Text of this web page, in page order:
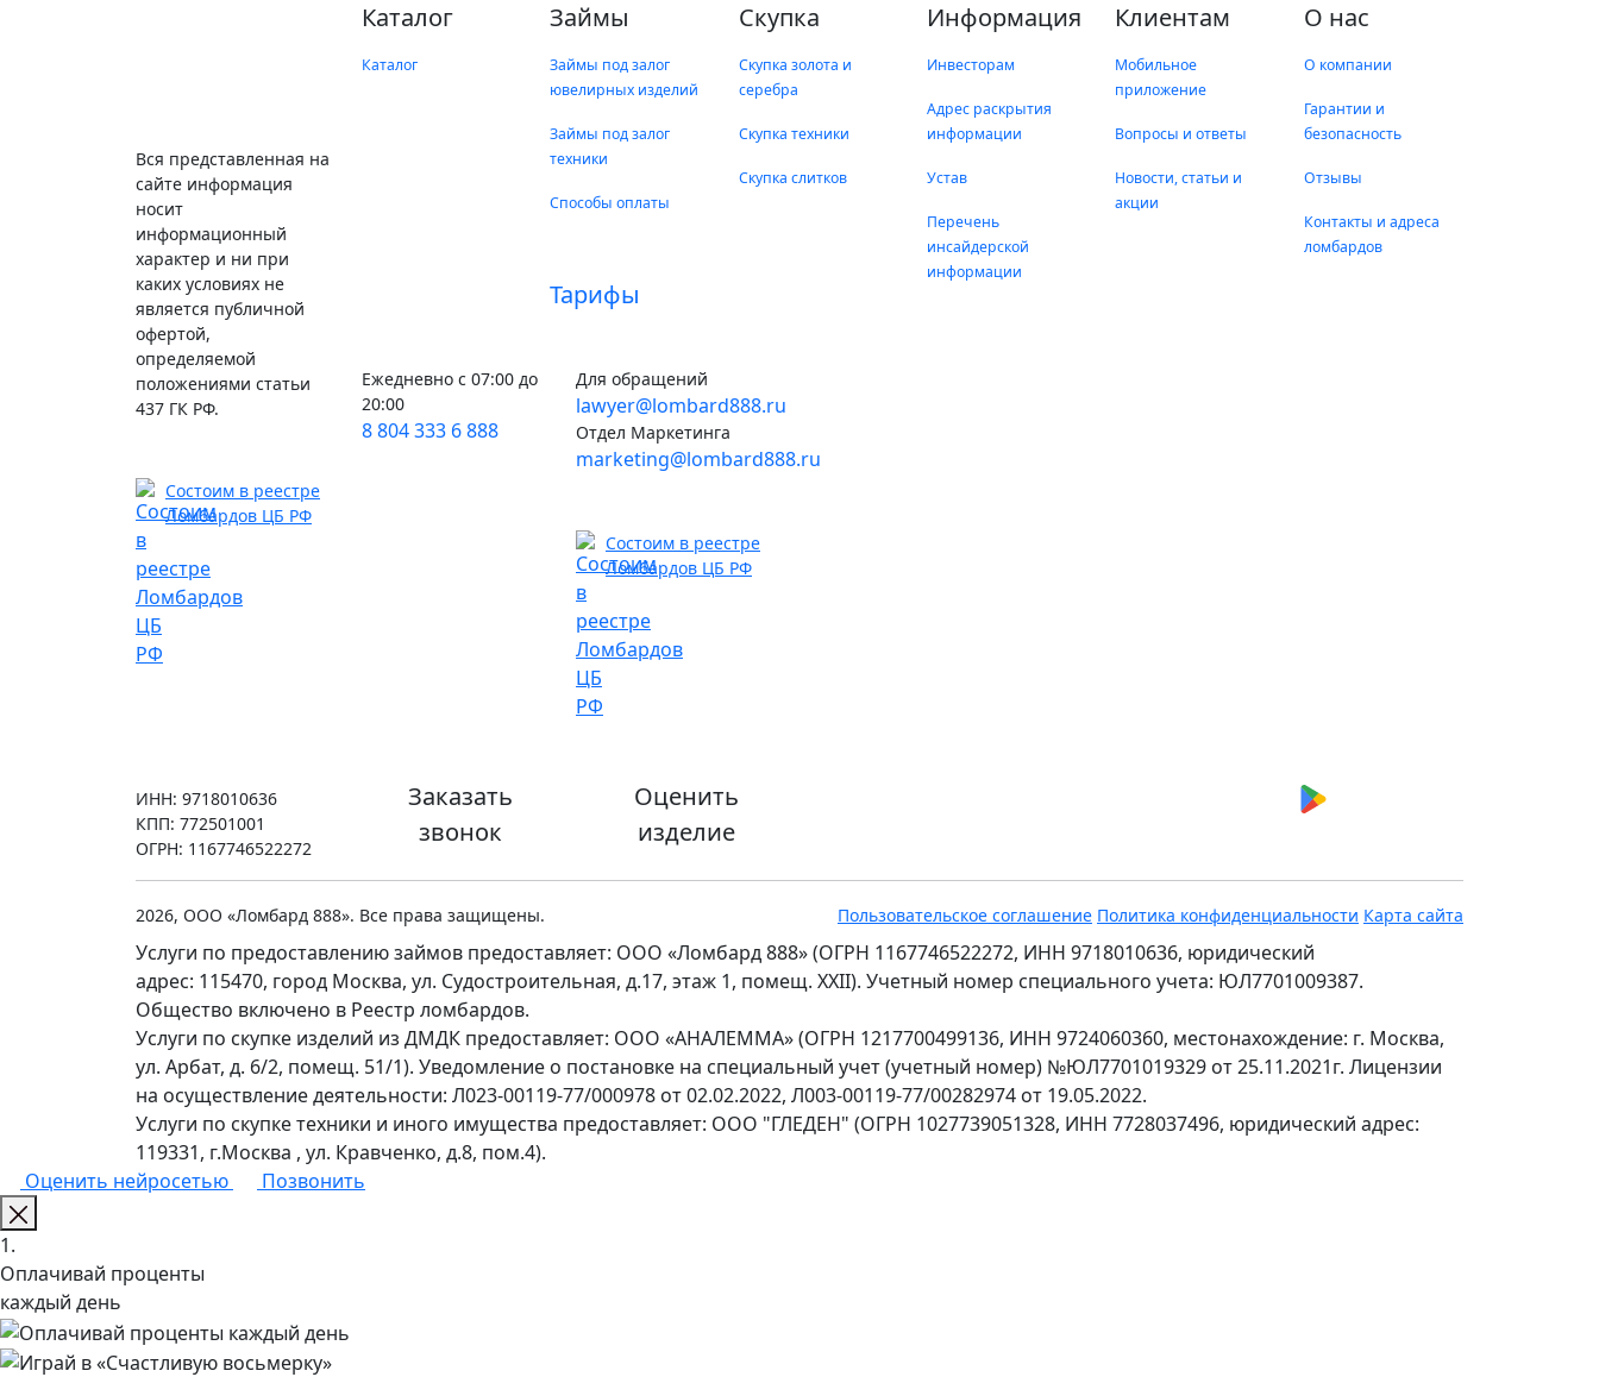
Вся представленная на
сайте информация
носит
информационный
характер и ни при
каких условиях не
является публичной
офертой,
определяемой
положениями статьи
437 ГК РФ.
Состоим в реестре
Ломбардов ЦБ РФ
ИНН: 9718010636
КПП: 772501001
ОГРН: 1167746522272
Каталог
Каталог
Займы
Займы под залог
ювелирных изделий
Займы под залог
техники
Способы оплаты
Тарифы
Скупка
Скупка золота и
серебра
Скупка техники
Скупка слитков
Информация
Инвесторам
Адрес раскрытия
информации
Устав
Перечень
инсайдерской
информации
Клиентам
Мобильное
приложение
Вопросы и ответы
Новости, статьи и
акции
О нас
О компании
Гарантии и
безопасность
Отзывы
Контакты и адреса
ломбардов
Ежедневно с 07:00 до
20:00
8 804 333 6 888
Для обращений
lawyer@lombard888.ru
Отдел Маркетинга
marketing@lombard888.ru
Состоим в реестре
Ломбардов ЦБ РФ
Заказать
звонок
Оценить
изделие
2026, ООО «Ломбард 888». Все права защищены. Пользовательское соглашение Политика конфиденциальности Карта сайта
Услуги по предоставлению займов предоставляет: ООО «Ломбард 888» (ОГРН 1167746522272, ИНН 9718010636, юридический
адрес: 115470, город Москва, ул. Судостроительная, д.17, этаж 1, помещ. XXII). Учетный номер специального учета: ЮЛ7701009387.
Общество включено в Реестр ломбардов.
Услуги по скупке изделий из ДМДК предоставляет: ООО «АНАЛЕММА» (ОГРН 1217700499136, ИНН 9724060360, местонахождение: г. Москва,
ул. Арбат, д. 6/2, помещ. 51/1). Уведомление о постановке на специальный учет (учетный номер) №ЮЛ7701019329 от 25.11.2021г. Лицензии
на осуществление деятельности: Л023-00119-77/000978 от 02.02.2022, Л003-00119-77/00282974 от 19.05.2022.
Услуги по скупке техники и иного имущества предоставляет: ООО "ГЛЕДЕН" (ОГРН 1027739051328, ИНН 7728037496, юридический адрес:
119331, г.Москва , ул. Кравченко, д.8, пом.4).
Оценить нейросетью
Позвонить
1.
Оплачивай проценты
каждый день